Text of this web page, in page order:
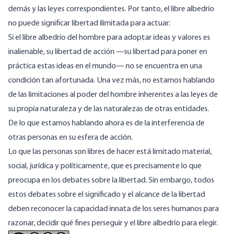
demás y las leyes correspondientes. Por tanto, el libre albedrío
no puede significar libertad ilimitada paraactuar:
Si el libre albedrío del hombre para adoptar ideas y valores es
inalienable, su libertad de acción —su libertad para poner en
práctica estas ideas en el mundo— no se encuentra en una
condición tan afortunada. Una vez más, no estamos hablando
de las limitaciones al poder del hombre inherentes a las leyes de
su propia naturaleza y de las naturalezas de otras entidades.
De lo que estamos hablando ahora es de la interferencia de
otras personas en su esfera de acción.
Lo que las personas son libres de hacer está limitado material,
social, jurídica y políticamente, que es precisamente lo que
preocupa en los debates sobre la libertad. Sin embargo, todos
estos debates sobre el significado y el alcance de la libertad
deben reconocer la capacidad innata de los seres humanos para
razonar, decidir qué fines perseguir y el libre albedrío para elegir.